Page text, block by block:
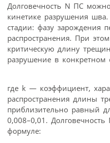
Долговечность N ПС
кинетике разрушения
стадии: фазу зарождения
распространения. При
критическую длину
разрушение в конкретном
где k — коэффициент,
распространения длины
приблизительно равный
0,008–0,01. Долговечность
формуле: